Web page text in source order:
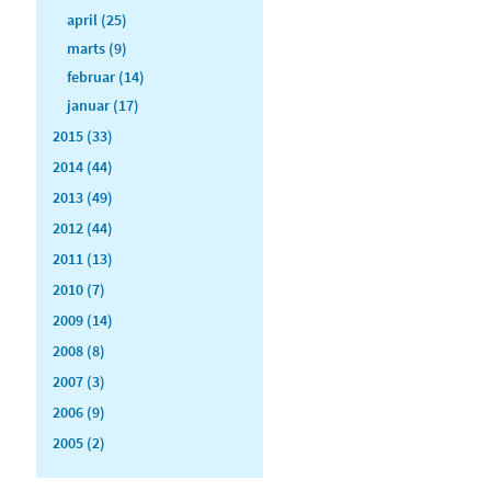
april (25)
marts (9)
februar (14)
januar (17)
2015 (33)
2014 (44)
2013 (49)
2012 (44)
2011 (13)
2010 (7)
2009 (14)
2008 (8)
2007 (3)
2006 (9)
2005 (2)